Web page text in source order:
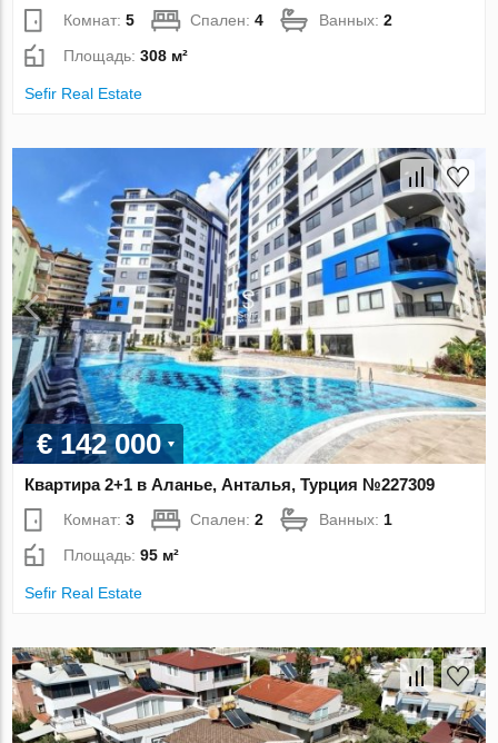
Комнат:5 Спален:4 Ванных:2
Площадь:308 м²
Sefir Real Estate
€ 142 000
Квартира 2+1 в Аланье, Анталья, Турция №227309
Комнат:3 Спален:2 Ванных: 1
Площадь:95 м²
Sefir Real Estate